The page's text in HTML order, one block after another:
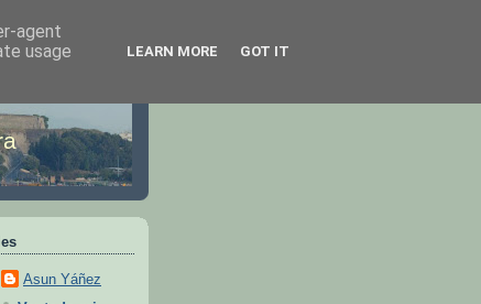
Asun Yáñez
agent
usage
LEARN MORE GOT IT